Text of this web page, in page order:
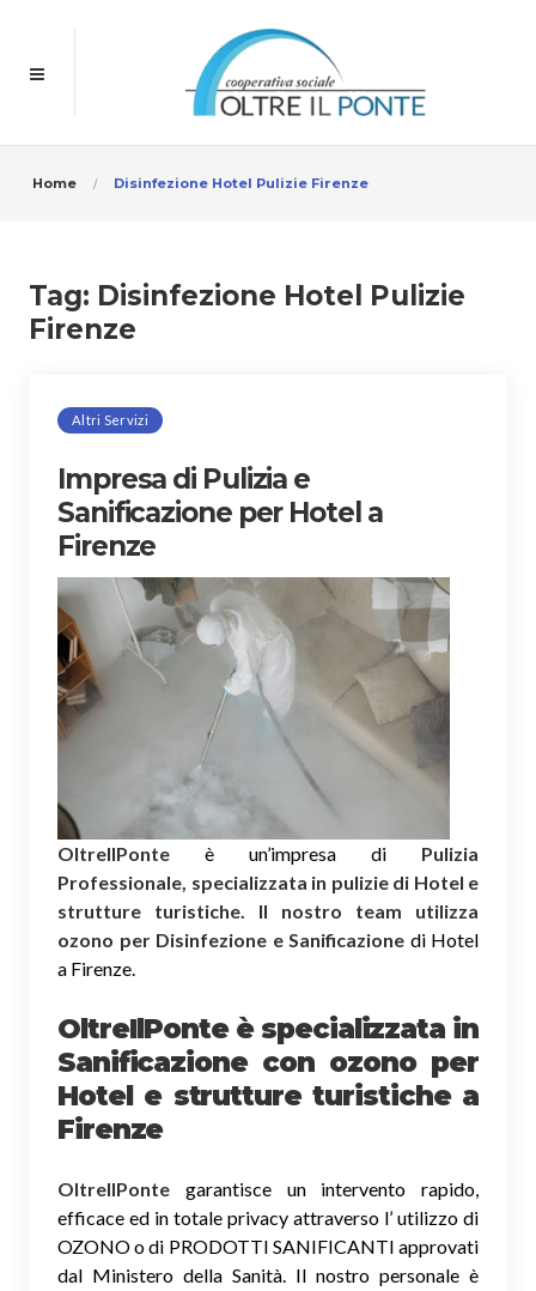
Home Disinfezione Hotel Pulizie Firenze
Tag: Disinfezione Hotel Pulizie
Firenze
Altri Servizi
Impresa di Pulizia e
Sanificazione per Hotel a
Firenze
OltreIlPonte è un’impresa di Pulizia
Professionale, specializzata in pulizie di Hotel e
strutture turistiche. Il nostro team utilizza
ozono per Disinfezione e Sanificazione di Hotel
a Firenze.
OltreIlPonte è specializzata in
Sanificazione con ozono per
Hotel e strutture turistiche a
Firenze
OltreIlPonte garantisce un intervento rapido,
efficace ed in totale privacy attraverso l’ utilizzo di
OZONO o di PRODOTTI SANIFICANTI approvati
dal Ministero della Sanità. Il nostro personale è